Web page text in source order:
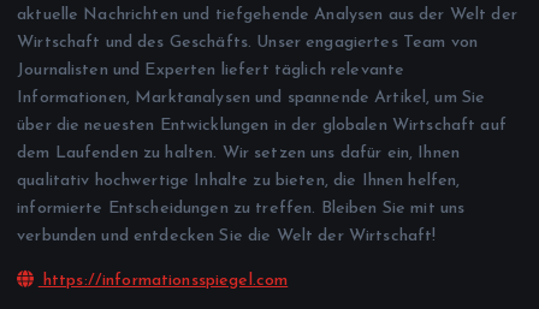
aktuelle Nachrichten und tiefgehende Analysen aus der Welt der
Wirtschaft und des Geschäfts. Unser engagiertes Team von
Journalisten und Experten liefert täglich relevante
Informationen, Marktanalysen und spannende Artikel, um Sie
über die neuesten Entwicklungen in der globalen Wirtschaft auf
dem Laufenden zu halten. Wir setzen uns dafür ein, Ihnen
qualitativ hochwertige Inhalte zu bieten, die Ihnen helfen,
informierte Entscheidungen zu treffen. Bleiben Sie mit uns
verbunden und entdecken Sie die Welt der Wirtschaft!
https://informationsspiegel.com